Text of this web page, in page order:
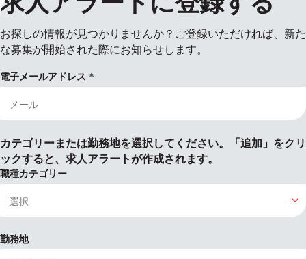
お探しの情報が見つかりませんか？ご登録いただければ、新た
な募集が開始された際にお知らせします。
電子メールアドレス
カテゴリーまたは勤務地を選択してください。「追加」をクリ
ックすると、求人アラートが作成されます。
職種カテゴリー
勤務地